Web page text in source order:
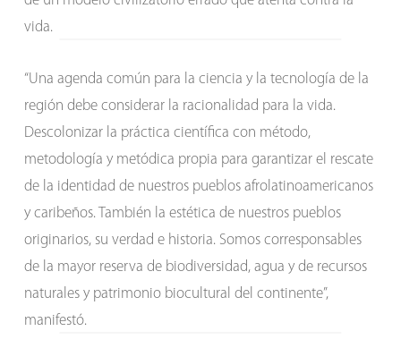
vida.
“Una agenda común para la ciencia y la tecnología de la
región debe considerar la racionalidad para la vida.
Descolonizar la práctica científica con método,
metodología y metódica propia para garantizar el rescate
de la identidad de nuestros pueblos afrolatinoamericanos
y caribeños. También la estética de nuestros pueblos
originarios, su verdad e historia. Somos corresponsables
de la mayor reserva de biodiversidad, agua y de recursos
naturales y patrimonio biocultural del continente”,
manifestó.